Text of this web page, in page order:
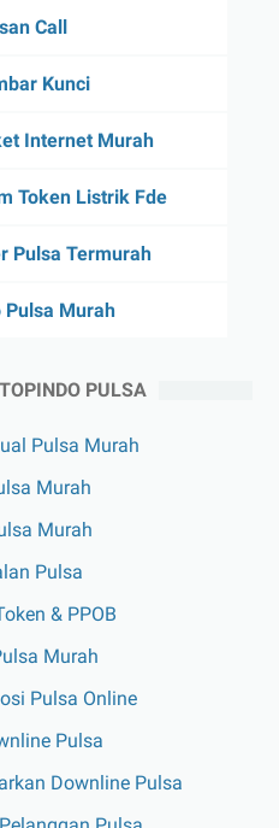
Call
Kunci
Internet Murah
Token Listrik Fde
Pulsa Termurah
Pulsa Murah
PULSA
Pulsa Murah
Murah
Murah
Pulsa
& PPOB
Murah
Pulsa Online
Pulsa
Downline Pulsa